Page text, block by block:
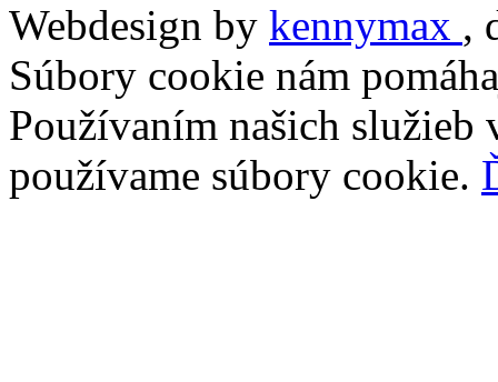
Webdesign by kennymax ,
Súbory cookie nám
Používaním našich služieb
používame súbory cookie.